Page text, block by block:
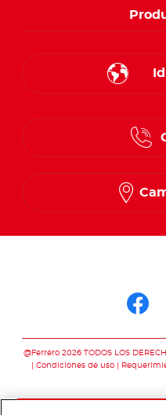
@Ferrero 2026 TODOS LOS
Condiciones de uso